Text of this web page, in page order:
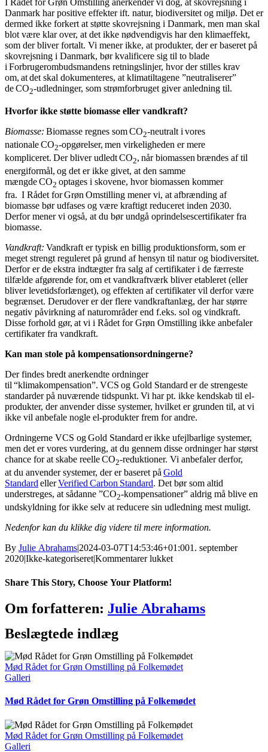
I Rådet for Grøn Omstilling anerkender vi dog, at skovrejsning i
Danmark har positive effekter ift. natur, biodiversitet og miljø. Det er
dermed ikke forkert at støtte skovrejsning i Danmark, men man skal
blot være klar over, at det ikke nødvendigvis har den klimaeffekt,
som der bliver fortalt. Vi mener ikke, at produkter, der er baseret på
skovrejsning i Danmark, bør kvalificere sig til to blade
i Forbrugerombudsmandens retningslinjer, hvor der stilles krav
om, at det skal dokumenteres, at klimatiltagene ”neutraliserer”
de CO2-udledninger, som strømforbruget giver anledning til.
Hvorfor ikke støtte biomasse eller vandkraft?
Biomasse: Biomasse regnes som CO2-neutralt i vores
nationale CO2-opgørelser, men virkeligheden er mere
kompliceret. Der bliver udledt CO2, når biomassen brændes af til
energiformål, og det er ikke givet, at den samme
mængde CO2 optages i skovene, hvor biomassen kommer
fra. I Rådet for Grøn Omstilling mener vi, at afbrænding af
biomasse bør udfases og være kraftigt reduceret inden 2030.
Derfor mener vi også, at du bør undgå oprindelsescertifikater fra
biomasse.
Vandkraft: Vandkraft er typisk en billig produktionsform, som er
meget strengt reguleret på grund af hensyn til natur og biodiversitet.
Derfor er de ekstra indtægter fra salg af certifikater i de færreste
tilfælde afgørende for, om et vandkraftværk bliver etableret (eller
bliver levetidsforlænget), og effekten af certifikater vil derfor være
begrænset. Derudover er der flere vandkraftanlæg, der har større
negativ påvirkning af naturområder end f.eks. sol og vindkraft.
Disse forhold gør, at vi i Rådet for Grøn Omstilling ikke anbefaler
certifikater fra vandkraft.
Kan man stole på kompensationsordningerne?
Der findes bredt anerkendte ordninger
til “klimakompensation”. VCS og Gold Standard er de strengeste
standarder på nuværende tidspunkt. Vi har pt. ikke kendskab til el-
produkter, der anvender disse systemer, hvilket er grunden til, at vi
ikke vil anbefale nogle el-produkter frem for andre.
Ordningerne VCS og Gold Standard er ikke ufejlbarlige systemer,
men det er vores vurdering, at du gennem disse ordninger har størst
chance for at skabe reelle CO2-reduktioner. Vi anbefaler derfor,
at du anvender systemer, der er baseret påGold
StandardellerVerified Carbon Standard. Det bør som altid
understreges, at sådanne ”CO2-kompensationer” aldrig må blive en
undskyldning for ikke selv at reducere sin udledning mest muligt.
Nedenfor kan du klikke dig videre til mere information.
By Julie Abrahams|2024-03-07T14:53:46+01:001. september
2020|Ikke-kategoriseret|Kommentarer lukkettil
Share This Story, Choose Your Platform!
Facebook
X
Reddit
LinkedIn
WhatsApp
Telegram
Tumblr
Pinterest
Vk
Xing
E-
mail
Om forfatteren: Julie Abrahams
Beslægtede indlæg
Mød Rådet for Grøn Omstilling på Folkemødet
Galleri
Mød Rådet for Grøn Omstilling på Folkemødet
Mød Rådet for Grøn Omstilling på Folkemødet
Galleri